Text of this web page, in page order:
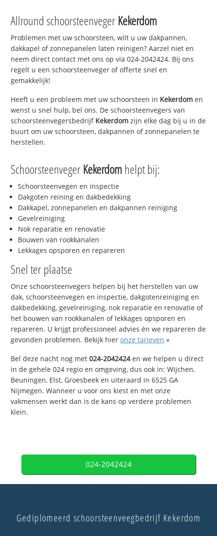
Allround schoorsteenveger Kekerdom
Problemen met uw schoorsteen, wilt u uw dakpannen,
dakkapel of zonnepanelen laten reinigen? Aarzel niet en
neem direct contact met ons op via 024-2042424. Bij ons
regelt u een schoorsteenveger of offerte snel en
gemakkelijk!
Heeft u een probleem met uw schoorsteen in Kekerdom en
wenst u snel hulp, bel ons. De schoorsteenvegers van
schoorsteenvegersbedrijf Kekerdom zijn elke dag bij u in de
buurt om uw schoorsteen, dakpannen of zonnepanelen te
herstellen.
Schoorsteenveger Kekerdomhelpt bij:
Schoorsteenvegen en inspectie
Dakgoten reining en dakbedekking
Dakkapel, zonnepanelen en dakpannen reiniging
Gevelreiniging
Nok reparatie en renovatie
Bouwen van rookkanalen
Lekkages opsporen en repareren
Snel ter plaatse
Onze schoorsteenvegers helpen bij het herstellen van uw
dak, schoorsteenvegen en inspectie, dakgotenreiniging en
dakbedekking, gevelreiniging, nok reparatie en renovatie of
het bouwen van rookkanalen of lekkages opsporen en
repareren. U krijgt professioneel advies én we repareren de
gevonden problemen. Bekijk hieronze tarieven »
Bel deze nacht nog met024-2042424en we helpen u direct
in de gehele 024 regio en omgeving, dus ook in: Wijchen,
Beuningen, Elst, Groesbeek en uiteraard in 6525 GA
Nijmegen. Wanneer u voor ons kiest en met onze
vakmensen werkt dan is de kans op verdere problemen
klein.
024-2042424
Gediplomeerd schoorsteenveegbedrijf Kekerdom